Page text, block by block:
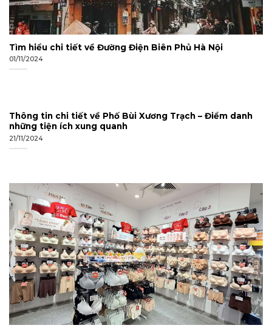
Tìm hiểu chi tiết về Đường Điện Biên Phủ Hà Nội
01/11/2024
Thông tin chi tiết về Phố Bùi Xương Trạch – Điểm danh
những tiện ích xung quanh
21/11/2024